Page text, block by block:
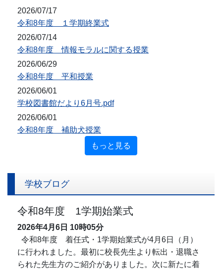
新着情報
2026/07/17
令和8年度 １学期終業式
2026/07/14
令和8年度 情報モラルに関する授業
2026/06/01
学校図書館だより6月号.pdf
2026/06/01
令和8年度 補助犬授業
もっと見る